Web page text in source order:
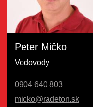
Peter Mičko
Vodovody
0904 640 803
micko@radeton.sk